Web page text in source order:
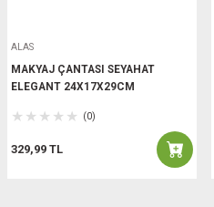
ALAS
MAKYAJ ÇANTASI SEYAHAT
ELEGANT 24X17X29CM
(0)
329,99 TL